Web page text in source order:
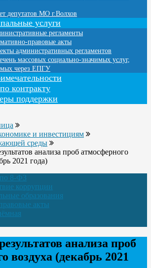
депутатов МО г.Волхов
услуги
регламенты
правовые акты
административных регламентов
массовых социально-значимых услуг,
через ЕПГУ
контракту
поддержки
и инвестициям
среды
анализа проб атмосферного
2021 года)
8-ФЗ
коррупции
образования
акты
анализа проб
воздуха (декабрь 2021